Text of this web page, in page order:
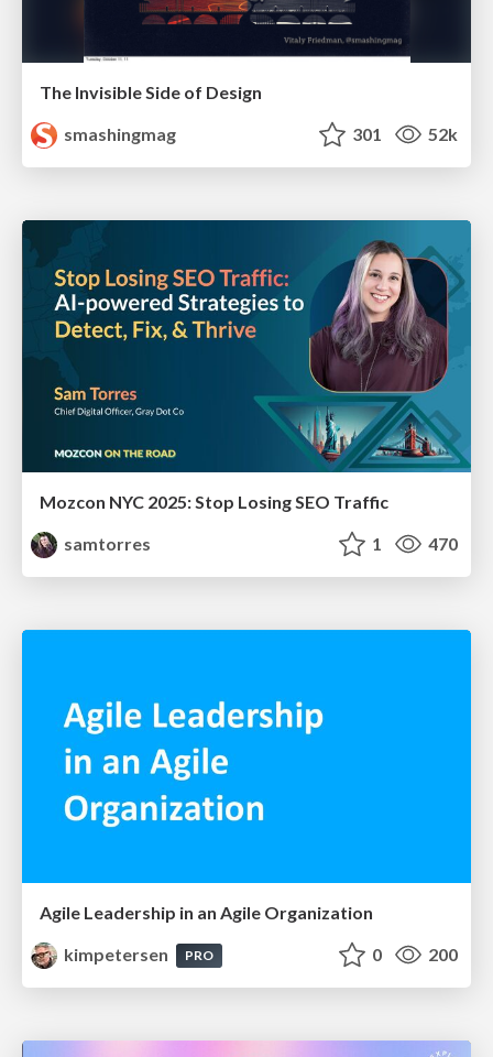
The Invisible Side of Design
smashingmag
301 52k
Mozcon NYC 2025: Stop Losing SEO Traffic
samtorres
1 470
Agile Leadership in an Agile Organization
kimpetersen
PRO 0 200